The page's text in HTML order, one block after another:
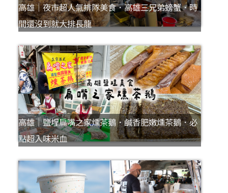
高雄｜夜市超人氣排隊美食．高雄三兄弟螃蟹．時
間還沒到就大排長龍
高雄｜鹽埕扁嘴之家燻茶鵝．鹹香肥嫩燻茶鵝．必
點超入味米血